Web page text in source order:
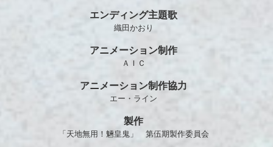
エンディング主題歌
織田かおり
アニメーション制作
ＡＩＣ
アニメーション制作協力
エー・ライン
製作
「天地無用！魎皇鬼」 第伍期製作委員会